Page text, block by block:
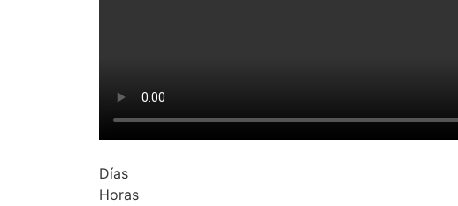
Días
Horas